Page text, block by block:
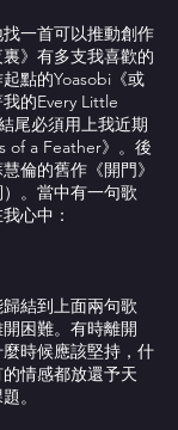
找一首可以推動創作
》有多支我喜歡的
點的Yoasobi《或
的Every Little
尾必須用上我近期
of a Feather》。後
倫的舊作《開門》
）。當中有一句歌
心中：
結到上面兩句歌
困難。有時離開
時候應該堅持，什
情感都放還予天
。